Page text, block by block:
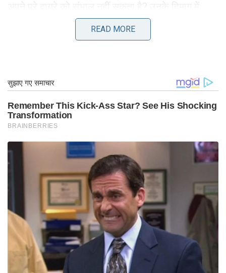
कल्कि के सक्षम चित्रकार मणियम द्वारा पहले से ही
वंथियाथेवन, कुंडवई, नंदिनी, अलवरकादियान नंबी और
रूप में उत्सव, श्रीलंका के लिए समुद्र के पार एक नाव
महिलाओं की सुंदरता से मंत्रमुग्ध!
इसे स्पूल पर चलाने के बारे में सोचा है, फिल्मों को किताबों से
प्रेरित किया गया है, उनकी अच्छी तरह से पहने हुए रीढ़ की
हड्डी पर सवार होकर और पाठक की चमत्कारिक कल्पना को
पार करने की हिम्मत है। निस्संदेह, लिखित शब्द का हुक
आकर्षक है, क्योंकि यह पाठक को अपनी दुनिया बनाने की
अनुमति देता है। आखिरकार, जैसा कि पाउलो कोएल्हो ने कहा,
“एक किताब पाठक के दिमाग में चल रही एक फिल्म है”। एक
फिल्म क्या करती है, कल्पना पर बहुत कुछ छोड़े बिना, पाठकों
को पता चलता है। ऐसा नहीं है कि फिल्म का मूल – अपने आप
में एक माध्यम के रूप में – अपने भीतर अपार संभावनाएं नहीं
READ MORE